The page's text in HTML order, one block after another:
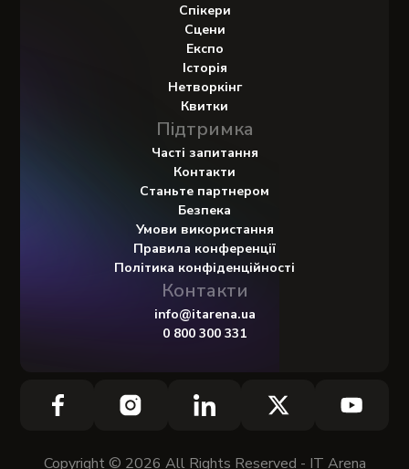
Спікери
Сцени
Експо
Історія
Нетворкінг
Квитки
Підтримка
Часті запитання
Контакти
Станьте партнером
Безпека
Умови використання
Правила конференції
Політика конфіденційності
Контакти
info@itarena.ua
0 800 300 331
Copyright © 2026 All Rights Reserved - IT Arena